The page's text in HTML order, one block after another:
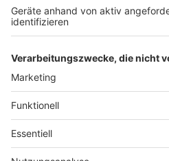
kann sichhierinformieren. Bei
auch hier melden:
Anzeige